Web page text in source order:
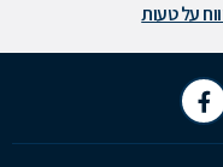
על טעות